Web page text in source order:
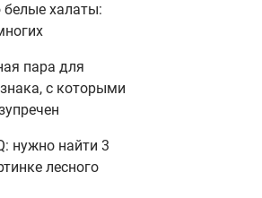
белые халаты:
пара для
с которыми
нужно найти 3
лесного